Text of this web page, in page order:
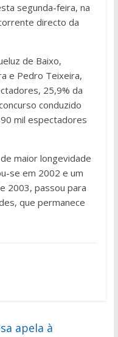
segunda-feira, na
directo da
de Baixo,
e Pedro Teixeira,
25,9% da
conduzido
mil espectadores
maior longevidade
se em 2002 e um
2003, passou para
que permanece
apela à